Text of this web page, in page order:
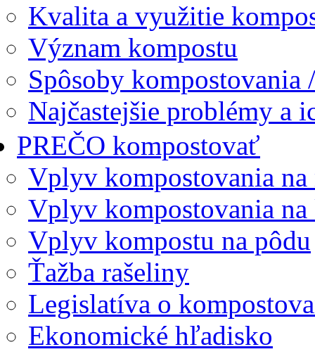
Kvalita a využitie
Význam kompostu
Spôsoby kompostovania
Najčastejšie problémy a
PREČO kompostovať
Vplyv kompostovania
Vplyv kompostovania
Vplyv kompostu na pôdu
Ťažba rašeliny
Legislatíva o
Ekonomické hľadisko